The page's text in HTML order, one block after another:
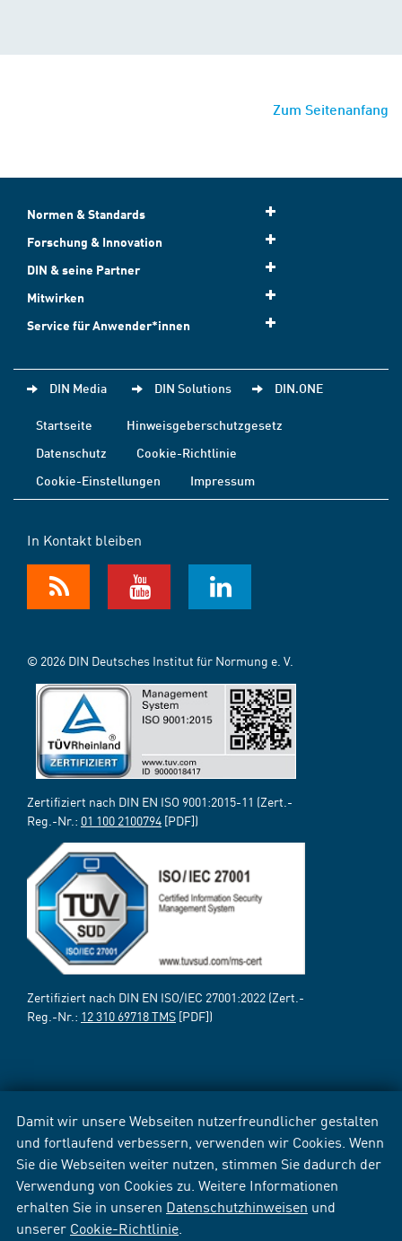
Damit wir unsere Webseiten nutzerfreundlicher gestalten
und fortlaufend verbessern, verwenden wir Cookies. Wenn
Sie die Webseiten weiter nutzen, stimmen Sie dadurch der
Verwendung von Cookies zu. Weitere Informationen
erhalten Sie in unseren Datenschutzhinweisen und
unserer Cookie-Richtlinie
Zum Seitenanfang
Normen & Standards
Forschung & Innovation
DIN & seine Partner
Mitwirken
Service für Anwender*innen
DIN Media DIN Solutions DIN.ONE
Startseite
Hinweisgeberschutzgesetz
Datenschutz
Cookie-Richtlinie
Cookie-Einstellungen
Impressum
In Kontakt bleiben
© 2026 DIN Deutsches Institut für Normung e. V.
Zertifiziert nach DIN EN ISO 9001:2015-11 (Zert.-
Reg.-Nr.: 01 100 2100794 [PDF])
Zertifiziert nach DIN EN ISO/IEC 27001:2022 (Zert.-
Reg.-Nr.: 12 310 69718 TMS [PDF])